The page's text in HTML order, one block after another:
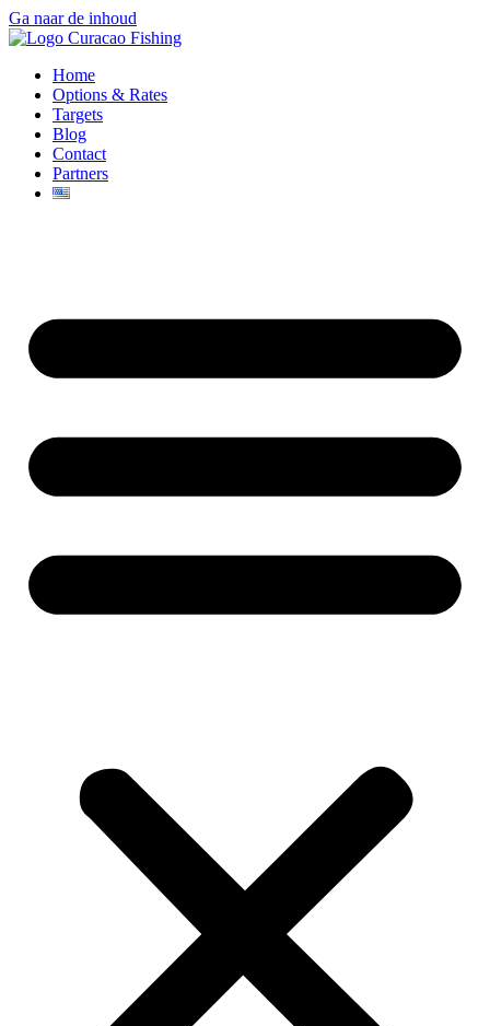
Ga naar de inhoud
Home
Options & Rates
Targets
Blog
Contact
Partners